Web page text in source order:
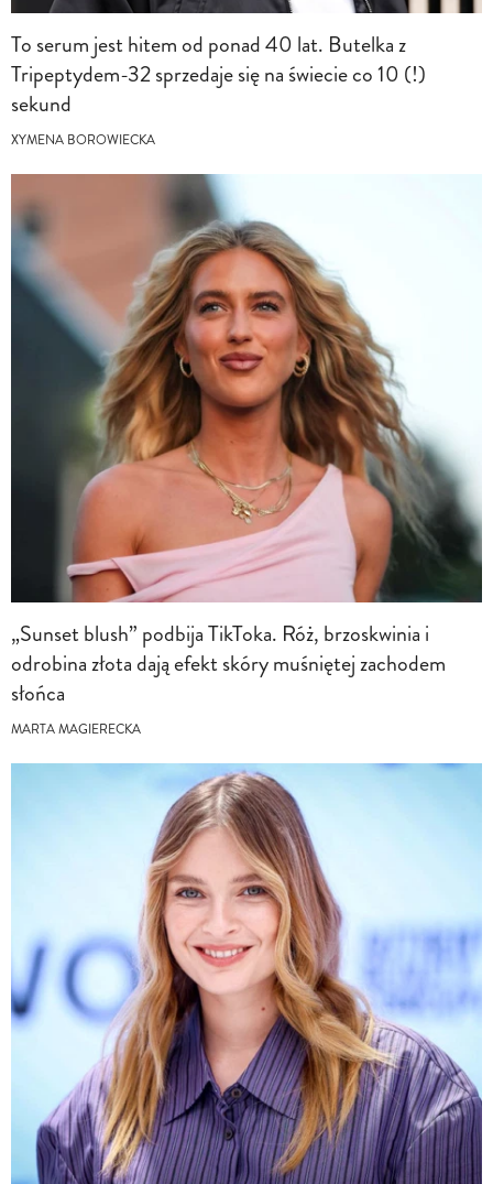
To serum jest hitem od ponad 40 lat. Butelka z
Tripeptydem-32 sprzedaje się na świecie co 10 (!)
sekund
XYMENA BOROWIECKA
„Sunset blush” podbija TikToka. Róż, brzoskwinia i
odrobina złota dają efekt skóry muśniętej zachodem
słońca
MARTA MAGIERECKA